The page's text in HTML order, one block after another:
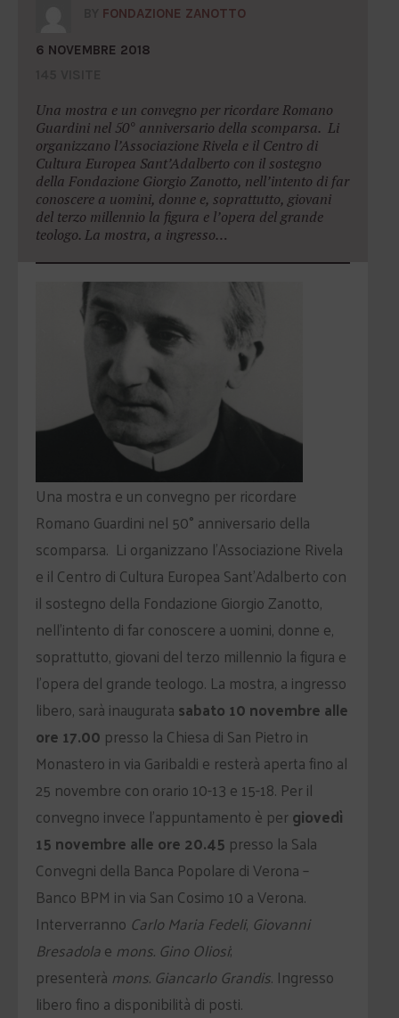
FONDAZIONE ZANOTTO
6 NOVEMBRE 2018
Una mostra e un convegno per ricordare Romano
Guardini nel 50° anniversario della scomparsa. Li
organizzano l’Associazione Rivela e il Centro di
Cultura Europea Sant’Adalberto con il sostegno
della Fondazione Giorgio Zanotto, nell’intento di far
conoscere a uomini, donne e, soprattutto, giovani
del terzo millennio la figura e l’opera del grande
teologo. La mostra, a ingresso…
Una mostra e un convegno per ricordare
Romano Guardini nel 50° anniversario della
scomparsa. Li organizzano l’Associazione Rivela
e il Centro di Cultura Europea Sant’Adalberto con
il sostegno della Fondazione Giorgio Zanotto,
nell’intento di far conoscere a uomini, donne e,
soprattutto, giovani del terzo millennio la figura e
l’opera del grande teologo. La mostra, a ingresso
libero, sarà inaugurata sabato 10 novembre alle
ore 17.00 presso la Chiesa di San Pietro in
Monastero in via Garibaldi e resterà aperta fino al
25 novembre con orario 10-13 e 15-18. Per il
convegno invece l’appuntamento è pergiovedì
15 novembre alle ore 20.45 presso la Sala
Convegni della Banca Popolare di Verona –
Banco BPM in via San Cosimo 10 a Verona.
Interverranno Carlo Maria Fedeli, Giovanni
Bresadolae mons. Gino Oliosi;
presenterà mons. Giancarlo Grandis. Ingresso
libero fino a disponibilità di posti.